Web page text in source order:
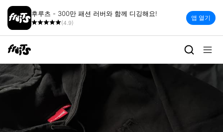
후루츠 - 300만 패션 러버와 함께 디깅해요!
(4.9)
앱 열기